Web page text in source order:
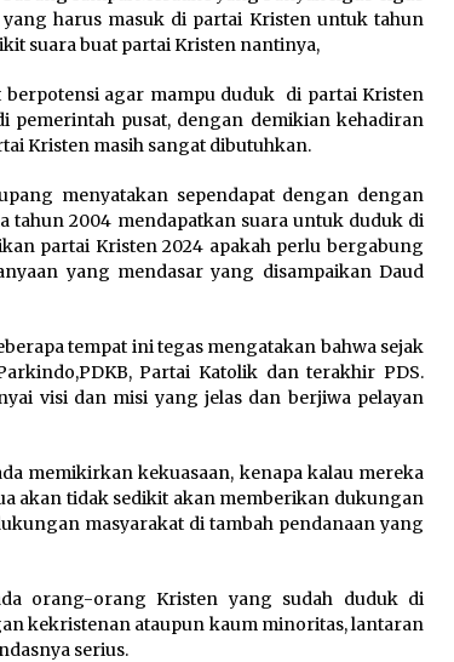
harus masuk di partai Kristen untuk tahun
suara buat partai Kristen nantinya,
agar mampu duduk di partai Kristen
pemerintah pusat, dengan demikian kehadiran
Kristen masih sangat dibutuhkan.
menyatakan sependapat dengan dengan
tahun 2004 mendapatkan suara untuk duduk di
partai Kristen 2024 apakah perlu bergabung
yang mendasar yang disampaikan Daud
tempat ini tegas mengatakan bahwa sejak
Partai Katolik dan terakhir PDS.
visi dan misi yang jelas dan berjiwa pelayan
memikirkan kekuasaan, kenapa kalau mereka
akan tidak sedikit akan memberikan dukungan
masyarakat di tambah pendanaan yang
orang-orang Kristen yang sudah duduk di
kekristenan ataupun kaum minoritas, lantaran
serius.